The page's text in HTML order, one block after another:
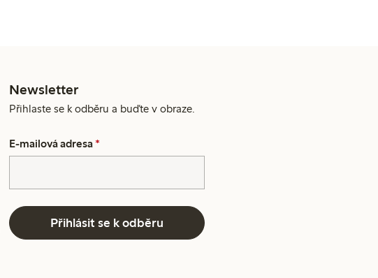
Newsletter
Přihlaste se k odběru a buďte v obraze.
E-mailová adresa *
Přihlásit se k odběru